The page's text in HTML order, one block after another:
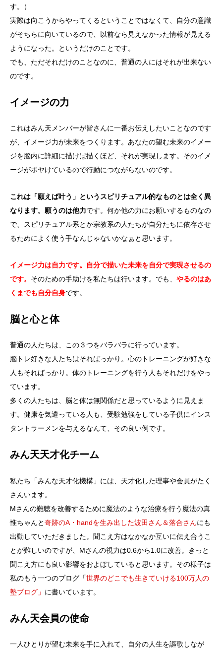
す。）
実際は向こうからやってくるということではなくて、自分の意識
がそちらに向いているので、以前なら見えなかった情報が見える
ようになった。というだけのことです。
でも、ただそれだけのことなのに、普通の人にはそれが出来ない
のです。
イメージの力
これはみん天メンバーが皆さんに一番お伝えしたいことなのです
が、イメージ力が未来をつくります。あなたの望む未来のイメー
ジを脳内に詳細に描けば描くほど、それが実現します。そのイメ
ージがボヤけているので行動につながらないのです。
これは「願えば叶う」というスピリチュアル的なものとは全く異
なります。願うのは他力です。何か他の力にお願いするものなの
で、スピリチュアル系とか宗教系の人たちが自分たちに依存させ
るためによく使う手なんじゃないかなぁと思います。
イメージ力は自力です。自分で描いた未来を自分で実現させるの
です。 そのための手助けを私たちは行います。でも、 やるのはあ
くまでも自分自身です。
脳と心と体
普通の人たちは、この３つをバラバラに行っています。
脳トレ好きな人たちはそればっかり。心のトレーニングが好きな
人もそればっかり。体のトレーニングを行う人もそれだけをやっ
ています。
多くの人たちは、脳と体は無関係だと思っているように見えま
す。健康を気遣っている人も、受験勉強をしている子供にインス
タントラーメンを与えるなんて、その良い例です。
みん天天才化チーム
私たち「みんな天才化機構」には、天才化した理事や会員がたく
さんいます。
Mさんの難聴を改善するために魔法のような治療を行う魔法の真
惟ちゃんと奇跡のA・handを生み出した波田さん＆落合さんにも
出動していただきました。聞こえ方はなかなか互いに伝え合うこ
とが難しいのですが、Mさんの視力は0.6から1.0に改善。きっと
聞こえ方にも良い影響をおよぼしていると思います。その様子は
私のもう一つのブログ「世界のどこでも生きていける100万人の
塾ブログ」 に書いています。
みん天会員の使命
一人ひとりが望む未来を手に入れて、自分の人生を謳歌しなが